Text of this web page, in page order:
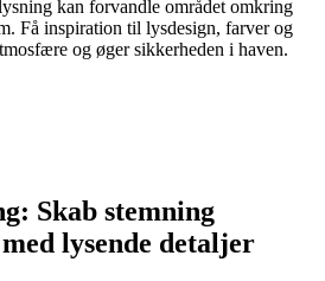
kan forvandle området omkring
Få inspiration til lysdesign, farver og
og øger sikkerheden i haven.
Skab stemning
lysende detaljer